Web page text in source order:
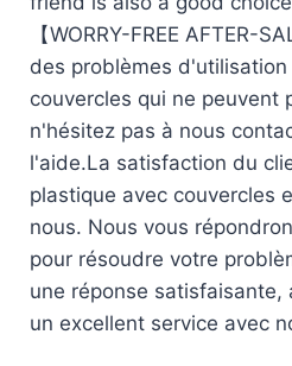
【WORRY-FREE AFTER-
des problèmes
couvercles qui ne peuvent
n'hésitez pas à nous
l'aide.La satisfaction du
plastique avec couvercles
nous. Nous vous
pour résoudre votre
une réponse satisfaisante,
un excellent service avec